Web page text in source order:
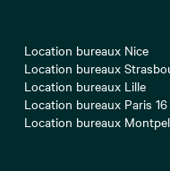
Location bureaux Nice
Location bureaux
Location bureaux Lille
Location bureaux Paris 16
Location bureaux